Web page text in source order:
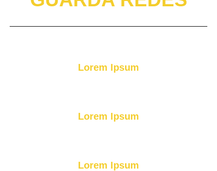
Lorem Ipsum
Lorem Ipsum
Lorem Ipsum